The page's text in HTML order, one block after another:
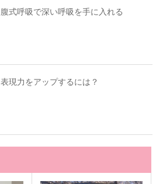
腹式呼吸で深い呼吸を手に入れる
表現力をアップするには？